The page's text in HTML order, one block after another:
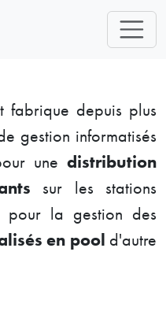
fabrique depuis plus
gestion informatisés
une distribution
sur les stations
pour la gestion des
en pool d'autre